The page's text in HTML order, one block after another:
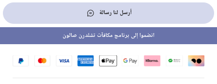
أرسل لنا رسالة
انضموا إلى برنامج مكافآت تشلدرن صالون